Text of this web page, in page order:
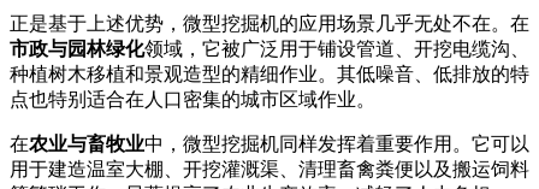
正是基于上述优势，微型挖掘机的应用场景几乎无处不在。在
市政与园林绿化领域，它被广泛用于铺设管道、开挖电缆沟、
种植树木移植和景观造型的精细作业。其低噪音、低排放的特
点也特别适合在人口密集的城市区域作业。
在农业与畜牧业中，微型挖掘机同样发挥着重要作用。它可以
用于建造温室大棚、开挖灌溉渠、清理畜禽粪便以及搬运饲料